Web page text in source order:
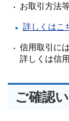
お取引方法
詳しくはこ
信用取引に
詳しくは信
ご確認